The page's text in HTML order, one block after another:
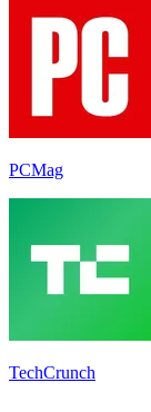
PCMag
TechCrunch